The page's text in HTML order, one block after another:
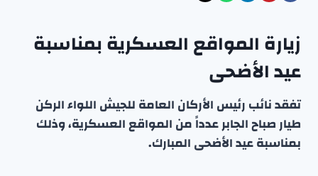
زيارة المواقع العسكرية بمناسبة
عيد الأضحى
تفقد نائب رئيس الأركان العامة للجيش اللواء الركن
طيار صباح الجابر عدداً من المواقع العسكرية، وذلك
بمناسبة عيد الأضحى المبارك.